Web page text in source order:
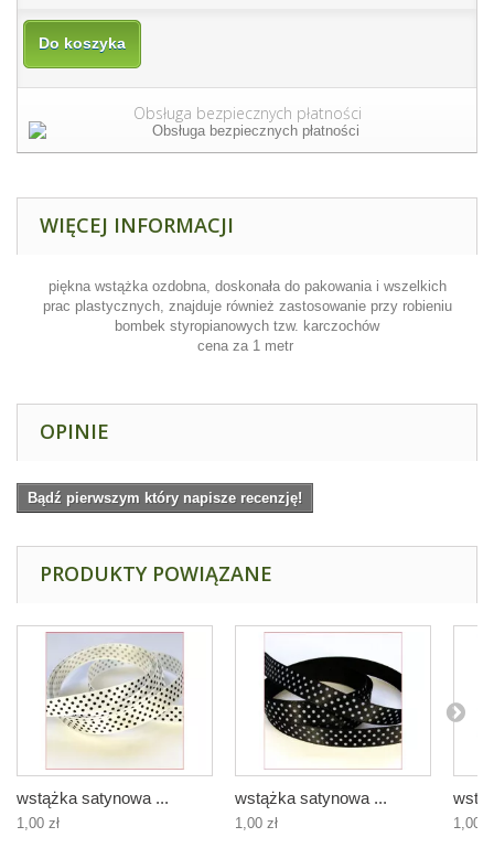
Do koszyka
Obsługa bezpiecznych płatności
WIĘCEJ INFORMACJI
piękna wstążka ozdobna, doskonała do pakowania i wszelkich
prac plastycznych, znajduje również zastosowanie przy robieniu
bombek styropianowych tzw. karczochów
cena za 1 metr
OPINIE
Bądź pierwszym który napisze recenzję!
PRODUKTY POWIĄZANE
wstążka satynowa ...
1,00 zł
wstążka satynowa ...
1,00 zł 1,00